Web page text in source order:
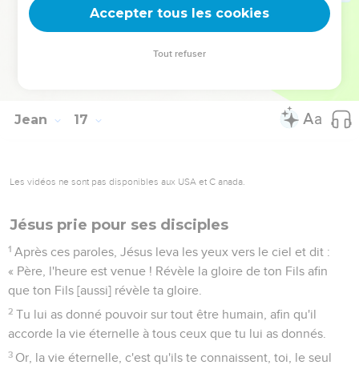
serez dispersés chacun de votre côté et me laisserez seul.
Cependant, je ne suis pas seul, car le Père est avec moi.
Je vous ai dit cela afin que vous ayez la paix en moi. Vous
Jean 17
Les vidéos ne sont pas disponibles aux USA et C anada.
Jésus prie pour ses disciples
1 Après ces paroles, Jésus leva les yeux vers le ciel et dit :
« Père, l'heure est venue ! Révèle la gloire de ton Fils afin
que ton Fils [aussi] révèle ta gloire.
2 Tu lui as donné pouvoir sur tout être humain, afin qu'il
accorde la vie éternelle à tous ceux que tu lui as donnés.
3 Or, la vie éternelle, c'est qu'ils te connaissent, toi, le seul
Accepter tous les cookies
Tout refuser